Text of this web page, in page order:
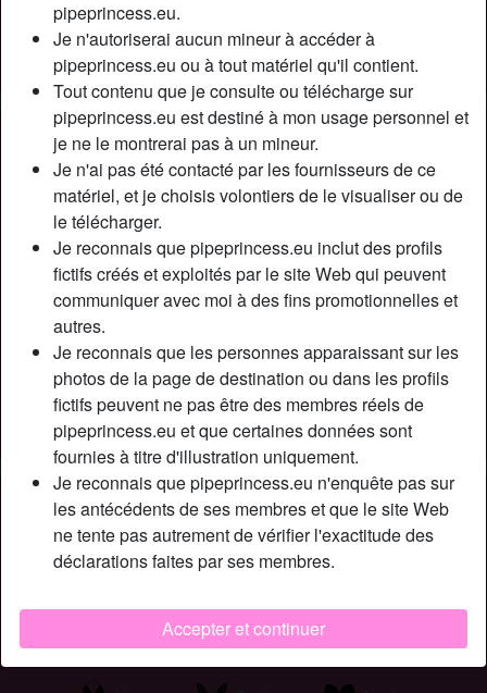
pipeprincess.eu.
Je n'autoriserai aucun mineur à accéder à
pipeprincess.eu ou à tout matériel qu'il contient.
Tout contenu que je consulte ou télécharge sur
pipeprincess.eu est destiné à mon usage personnel et
je ne le montrerai pas à un mineur.
Je n'ai pas été contacté par les fournisseurs de ce
matériel, et je choisis volontiers de le visualiser ou de
le télécharger.
Je reconnais que pipeprincess.eu inclut des profils
fictifs créés et exploités par le site Web qui peuvent
communiquer avec moi à des fins promotionnelles et
autres.
Je reconnais que les personnes apparaissant sur les
photos de la page de destination ou dans les profils
fictifs peuvent ne pas être des membres réels de
pipeprincess.eu et que certaines données sont
fournies à titre d'illustration uniquement.
Je reconnais que pipeprincess.eu n'enquête pas sur
les antécédents de ses membres et que le site Web
ne tente pas autrement de vérifier l'exactitude des
déclarations faites par ses membres.
Accepter et continuer
Couleur des yeux:
Épilé(e):
Non
Fumeur(euse):
Oui
Description
Salut toi ! Oui toi à la belle bite bien raide ! Tu veux savoir,
j’en ai marre de mon gode, et là j’ai besoin d’une belle
queue, virile et bien dressée. Moi, je suis une habituée du
site, je m’attache pas, c’est juste pour un plan cul. Je veux
te sucer, te lécher et qu’on s’enfile. Bref du sexe plaisir et
éphémère. Je cherche un mec entre 35 et 45 ans, propre et
respectueux.
Cherche
Africain(e), Asiatique, Caucasien(ne), Moyen-Oriental(e),
Latin(e), 26-35, 36-54
Tags
Fellation Oral Jeu de rôle
Jouets sexuels Branlette Sexe mature